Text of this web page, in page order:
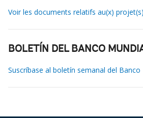
Voir les documents relatifs au(x) projet(s)
BOLETÍN DEL BANCO
Suscríbase al boletín semanal del Banco